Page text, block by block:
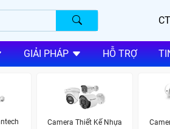
GIẢI PHÁP HỖ TRỢ
Camera Thiết Kế Nhựa